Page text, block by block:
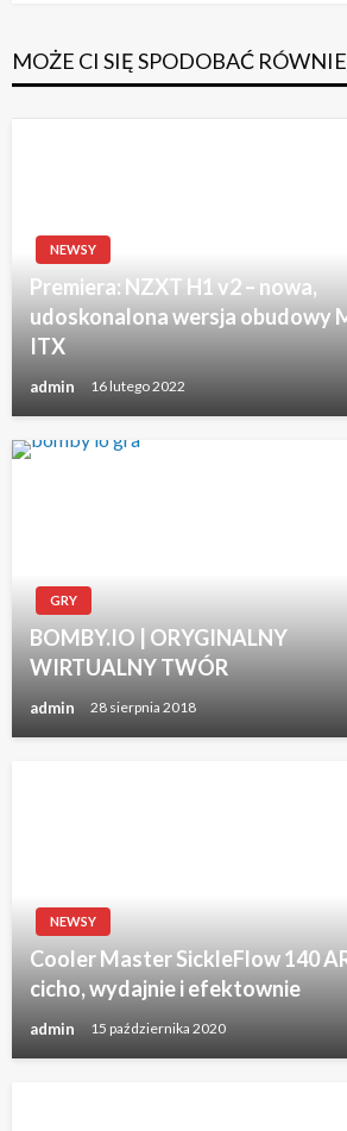
MOŻE CI SIĘ SPODOBAĆ
NEWSY
Premiera: NZXT H1 v2 – nowa,
udoskonalona wersja obudowy
ITX
admin 16 lutego 2022
GRY
BOMBY.IO | ORYGINALNY
WIRTUALNY TWÓR
admin 28 sierpnia 2018
NEWSY
Cooler Master SickleFlow 140
cicho, wydajnie i efektownie
admin 15 października 2020